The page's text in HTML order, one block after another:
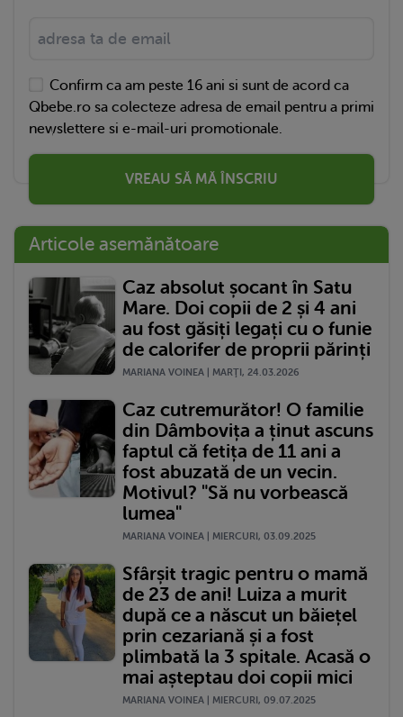
Confirm ca am peste 16 ani si sunt de acord ca
Qbebe.ro sa colecteze adresa de email pentru a primi
newslettere si e-mail-uri promotionale.
VREAU SĂ MĂ ÎNSCRIU
Articole asemănătoare
Caz absolut șocant în Satu
Mare. Doi copii de 2 și 4 ani
au fost găsiți legați cu o funie
de calorifer de proprii părinți
MARIANA VOINEA | MARŢI, 24.03.2026
Caz cutremurător! O familie
din Dâmbovița a ținut ascuns
faptul că fetița de 11 ani a
fost abuzată de un vecin.
Motivul? "Să nu vorbească
lumea"
MARIANA VOINEA | MIERCURI, 03.09.2025
Sfârșit tragic pentru o mamă
de 23 de ani! Luiza a murit
după ce a născut un băiețel
prin cezariană și a fost
plimbată la 3 spitale. Acasă o
mai așteptau doi copii mici
MARIANA VOINEA | MIERCURI, 09.07.2025